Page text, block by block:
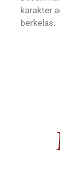
karakter
berkelas.